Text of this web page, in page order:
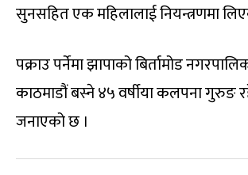
सुनसहित एक महिलालाई नियन्त्रणमा
पक्राउ पर्नेमा झापाको बिर्तामोड
काठमाडौं बस्ने ४५ वर्षीया कलपना गुरुङ
जनाएको छ ।